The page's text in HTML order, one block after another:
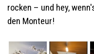
rocken – und hey,
den Monteur!